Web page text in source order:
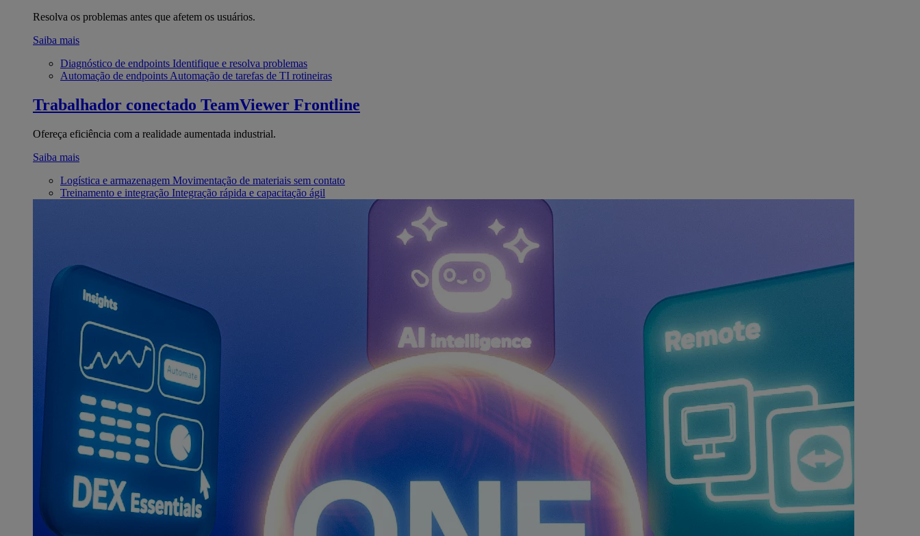
Resolva os problemas antes que afetem os usuários.
Saiba mais
Diagnóstico de endpoints Identifique e resolva problemas
Automação de endpoints Automação de tarefas de TI rotineiras
Trabalhador conectado TeamViewer Frontline
Ofereça eficiência com a realidade aumentada industrial.
Saiba mais
Logística e armazenagem Movimentação de materiais sem contato
Treinamento e integração Integração rápida e capacitação ágil